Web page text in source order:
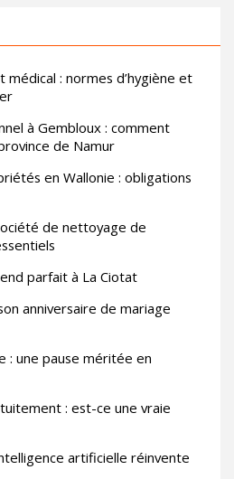
: normes d’hygiène et
à Gembloux : comment
de Namur
en Wallonie : obligations
de nettoyage de
parfait à La Ciotat
anniversaire de mariage
: une pause méritée en
: est-ce une vraie
artificielle réinvente